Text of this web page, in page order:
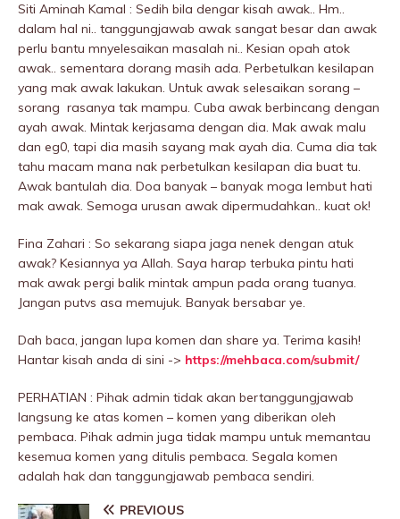
Siti Aminah Kamal : Sedih bila dengar kisah awak.. Hm..
dalam hal ni.. tanggungjawab awak sangat besar dan awak
perlu bantu mnyelesaikan masalah ni.. Kesian opah atok
awak.. sementara dorang masih ada. Perbetulkan kesilapan
yang mak awak lakukan. Untuk awak selesaikan sorang –
sorang rasanya tak mampu. Cuba awak berbincang dengan
ayah awak. Mintak kerjasama dengan dia. Mak awak malu
dan eg0, tapi dia masih sayang mak ayah dia. Cuma dia tak
tahu macam mana nak perbetulkan kesilapan dia buat tu.
Awak bantulah dia. Doa banyak – banyak moga lembut hati
mak awak. Semoga urusan awak dipermudahkan.. kuat ok!
Fina Zahari : So sekarang siapa jaga nenek dengan atuk
awak? Kesiannya ya Allah. Saya harap terbuka pintu hati
mak awak pergi balik mintak ampun pada orang tuanya.
Jangan putvs asa memujuk. Banyak bersabar ye.
Dah baca, jangan lupa komen dan share ya. Terima kasih!
Hantar kisah anda di sini -> https://mehbaca.com/submit/
PERHATIAN : Pihak admin tidak akan bertanggungjawab
langsung ke atas komen – komen yang diberikan oleh
pembaca. Pihak admin juga tidak mampu untuk memantau
kesemua komen yang ditulis pembaca. Segala komen
adalah hak dan tanggungjawab pembaca sendiri.
PREVIOUS